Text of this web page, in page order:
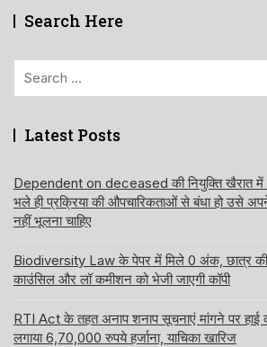
Search Here
Latest Posts
Dependent on deceased की नियुक्ति खैरात में
भले ही प्रक्रिया की औपचारिकताओं से बंधा हो उसे
नहीं भूलना चाहिए
Biodiversity Law के पेपर में मिले 0 अंक, छात्र की
काउंसिल और लॉ कमीशन को भेजी जाएगी कॉपी
RTI Act के तहत अनाप शनाप सूचनाएं मांगने पर हाई
लगाया 6,70,000 रुपये हर्जाना, याचिका खारिज